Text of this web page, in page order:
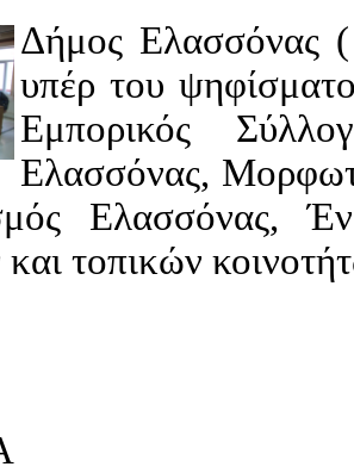
Δήμος Ελασσόνας (
υπέρ του
Εμπορικός
Ελασσόνας,
Ελασσόνας,
τοπικών